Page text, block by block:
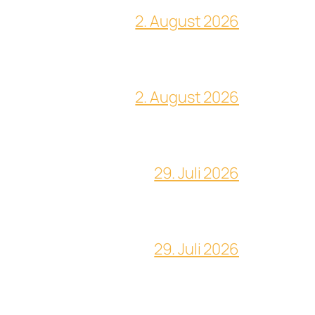
2. August 2026
2. August 2026
29. Juli 2026
29. Juli 2026